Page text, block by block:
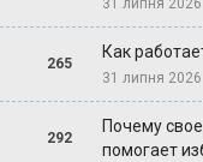
31 липня 2026
265
Как
31 липня 2026
292
Почему
помогает